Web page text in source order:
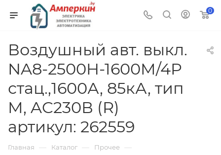
0
Воздушный авт. выкл.
NA8-2500H-1600M/4P
стац.,1600А, 85кА, тип
M, AC230В (R)
артикул: 262559
Главная — Каталог — Прочее —